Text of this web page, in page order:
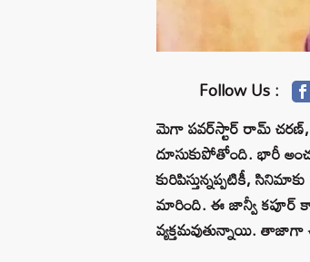
Follow Us :
మెగా పవర్‌స్టార్ రామ్ చరణ్,
దూసుకుపోతోంది. భారీ
కురిపిస్తున్నప్పటికీ,
మారింది. ఈ జాన్వీ కపూర్
వ్యక్తమవుతున్నాయి. తాజాగా